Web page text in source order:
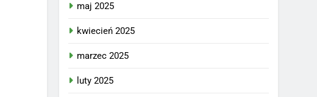
maj 2025
kwiecień 2025
marzec 2025
luty 2025